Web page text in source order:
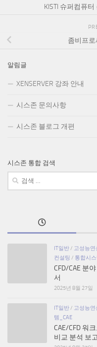
KISTI 슈퍼컴퓨
좀비프로
알림글
XENSERVER 강좌 안내
시스존 문의사항
시스존 블로그 개편
시스존 통합 검색
검
IT일반/ 고성능연
컨설팅 / 통합시
CFD/CAE 분
서
2025년 8월 27일
IT일반/ 고성능연
템_CAE
CAE/CFD 워
비교 분석 보